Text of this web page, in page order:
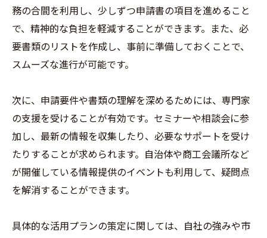
務の合間を利用し、少しずつ申請書の項目を進めること
で、精神的な負担を軽減することができます。また、必
要書類のリストを作成し、事前に準備しておくことで、
スムーズな進行が可能です。
次に、申請要件や書類の理解を深めるためには、専門家
の支援を受けることが有効です。セミナーや相談会に参
加し、最新の情報を収集したり、必要なサポートを受け
たりすることが求められます。自治体や商工会議所など
が開催している情報提供のイベントも利用して、疑問点
を解消することができます。
具体的な活用プランの策定に関しては、自社の強みや市